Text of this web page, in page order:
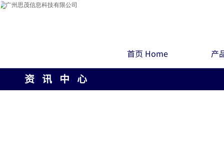
首页 Home 产
资 讯 中 心